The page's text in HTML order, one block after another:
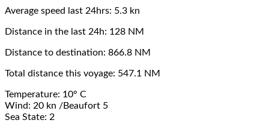
Average speed last 24hrs: 5.3 kn
Distance in the last 24h: 128 NM
Distance to destination: 866.8 NM
Total distance this voyage: 547.1 NM
Temperature: 10° C
Wind: 20 kn /Beaufort 5
Sea State: 2